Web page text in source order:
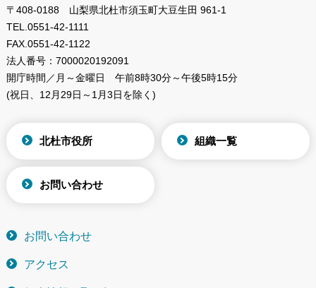
〒408-0188 山梨県北杜市須玉町大豆生田 961-1
TEL. 0551-42-1111
FAX. 0551-42-1122
法人番号： 7000020192091
開庁時間／月～金曜日
午前8時30分～午後5時15分
(祝日、12月29日～1月3日を除く)
北杜市役所 組織一覧
お問い合わせ
お問い合わせ
アクセス